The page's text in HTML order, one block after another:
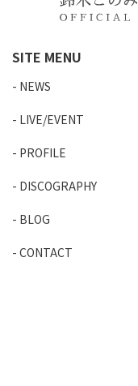
SITE MENU
NEWS
LIVE/EVENT
PROFILE
DISCOGRAPHY
BLOG
CONTACT